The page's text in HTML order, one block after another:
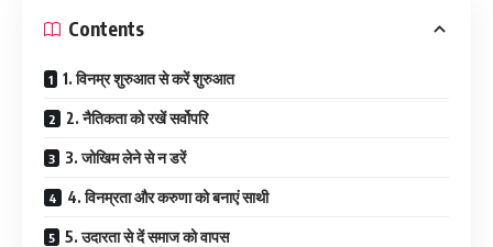
Contents
1. विनम्र शुरुआत से करें शुरुआत
2. नैतिकता को रखें सर्वोपरि
3. जोखिम लेने से न डरें
4. विनम्रता और करुणा को बनाएं साथी
5. उदारता से दें समाज को वापस